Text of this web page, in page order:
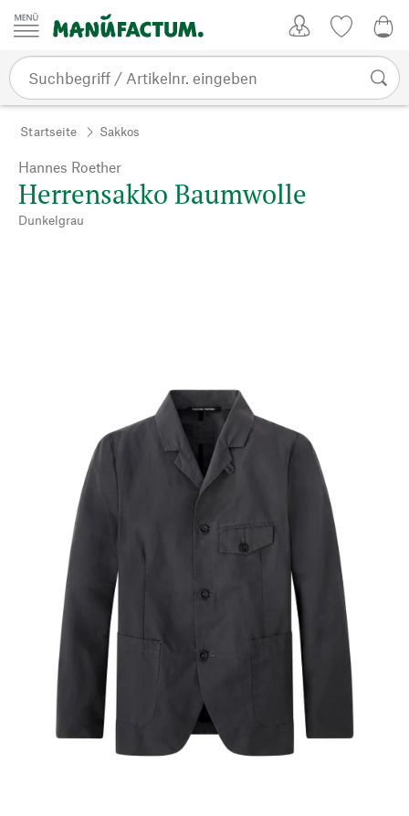
Zum Inhalt springen
Startseite Sakkos
Hannes Roether
Herrensakko Baumwolle
Dunkelgrau